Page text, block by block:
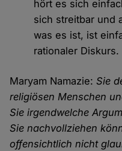
hört es sich
sich streitbar und
was es ist, ist
rationaler Diskurs.
Maryam Namazie:Sie
religiösen Menschen
Sie irgendwelche
Sie nachvollziehen
offensichtlich nicht